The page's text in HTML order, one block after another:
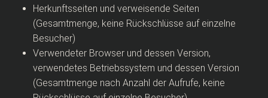
Herkunftsseiten und verweisende Seiten
(Gesamtmenge, keine Rückschlüsse auf einzelne
Besucher)
Verwendeter Browser und dessen Version,
verwendetes Betriebssystem und dessen Version
(Gesamtmenge nach Anzahl der Aufrufe, keine